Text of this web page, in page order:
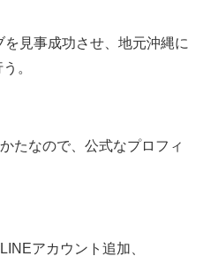
見事成功させ、地元沖縄に
。
たなので、公式なプロフィ
アカウント追加、